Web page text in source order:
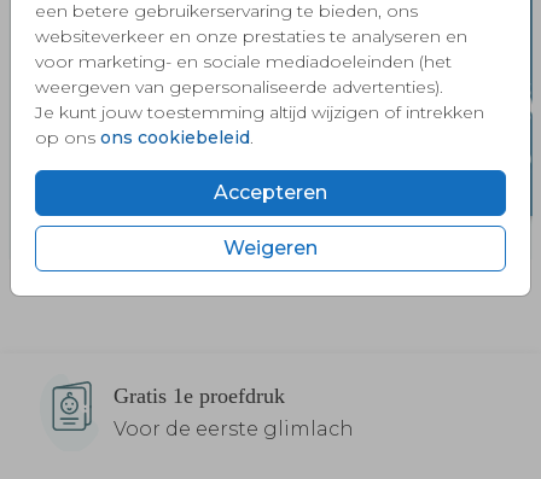
een betere gebruikerservaring te bieden, ons
websiteverkeer en onze prestaties te analyseren en
voor marketing- en sociale mediadoeleinden (het
weergeven van gepersonaliseerde advertenties).
Je kunt jouw toestemming altijd wijzigen of intrekken
op ons ons cookiebeleid
Accepteren
Weigeren
Gratis 1e proefdruk
Voor de eerste glimlach